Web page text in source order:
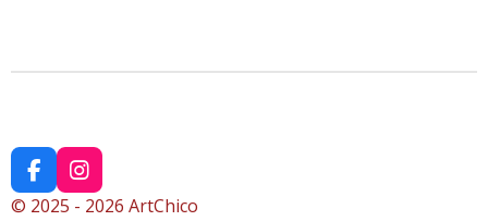
F
a
I
n
© 2025 - 2026 ArtChico